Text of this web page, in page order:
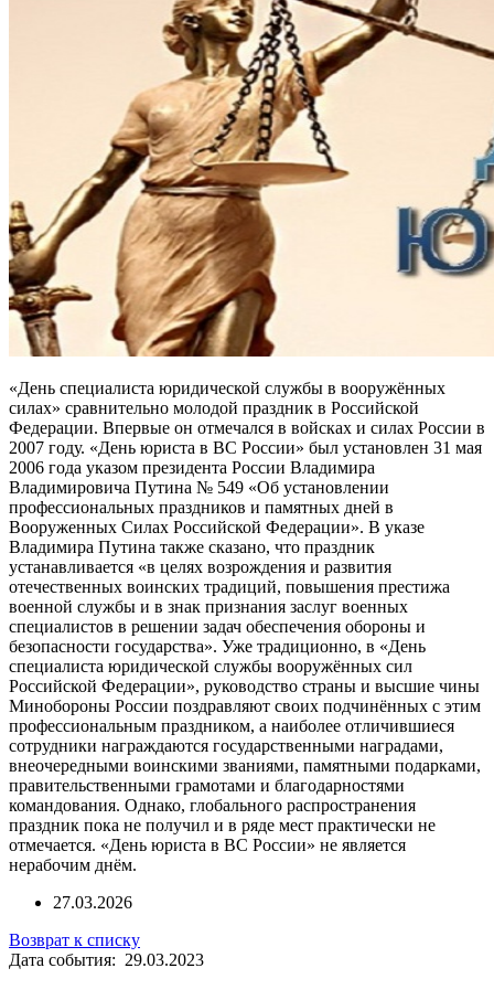
«День специалиста юридической службы в вооружённых
силах» сравнительно молодой праздник в Российской
Федерации. Впервые он отмечался в войсках и силах России в
2007 году. «День юриста в ВС России» был установлен 31 мая
2006 года указом президента России Владимира
Владимировича Путина № 549 «Об установлении
профессиональных праздников и памятных дней в
Вооруженных Силах Российской Федерации». В указе
Владимира Путина также сказано, что праздник
устанавливается «в целях возрождения и развития
отечественных воинских традиций, повышения престижа
военной службы и в знак признания заслуг военных
специалистов в решении задач обеспечения обороны и
безопасности государства». Уже традиционно, в «День
специалиста юридической службы вооружённых сил
Российской Федерации», руководство страны и высшие чины
Минобороны России поздравляют своих подчинённых с этим
профессиональным праздником, а наиболее отличившиеся
сотрудники награждаются государственными наградами,
внеочередными воинскими званиями, памятными подарками,
правительственными грамотами и благодарностями
командования. Однако, глобального распространения
праздник пока не получил и в ряде мест практически не
отмечается. «День юриста в ВС России» не является
нерабочим днём.
27.03.2026
Возврат к списку
Дата события: 29.03.2023